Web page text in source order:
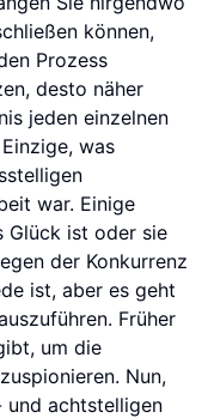
können,
Prozess
desto näher
jeden einzelnen
was
war. Einige
Glück ist oder sie
der Konkurrenz
ist, aber es geht
Früher
um die
Nun,
und achtstelligen